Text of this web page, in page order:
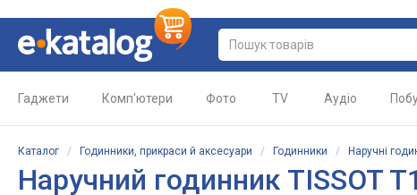
Гаджети Комп'ютери Фото TV Аудіо
Каталог / Годинники, прикраси й аксесуари / Годинники / Наручні
Наручний годинник TISSOT